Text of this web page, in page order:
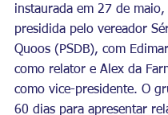
instaurada em 27 de maio,
presidida pelo vereador
Quoos (PSDB), com
como relator e Alex da
como vice-presidente. O
60 dias para apresentar